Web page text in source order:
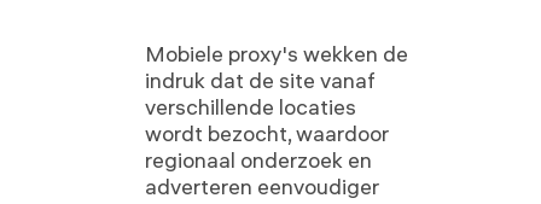
Mobiele proxy's wekken de
indruk dat de site vanaf
verschillende locaties
wordt bezocht, waardoor
regionaal onderzoek en
adverteren eenvoudiger